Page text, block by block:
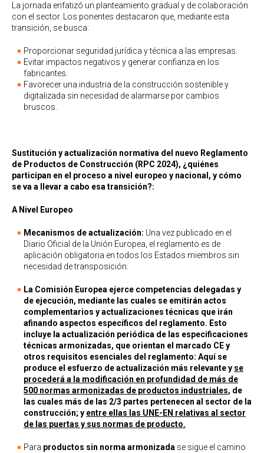
La jornada enfatizó un planteamiento gradual y de colaboración
con el sector. Los ponentes destacaron que, mediante esta
transición, se busca:
Proporcionar seguridad jurídica y técnica a las empresas.
Evitar impactos negativos y generar confianza en los
fabricantes.
Favorecer una industria de la construcción sostenible y
digitalizada sin necesidad de alarmarse por cambios
bruscos.
Sustitución y actualización normativa del nuevo Reglamento
de Productos de Construcción (RPC 2024), ¿quiénes
participan en el proceso a nivel europeo y nacional, y cómo
se va a llevar a cabo esa transición?:
A Nivel Europeo
Mecanismos de actualización: Una vez publicado en el
Diario Oficial de la Unión Europea, el reglamento es de
aplicación obligatoria en todos los Estados miembros sin
necesidad de transposición.
La Comisión Europea ejerce competencias delegadas y
de ejecución, mediante las cuales se emitirán actos
complementarios y actualizaciones técnicas que irán
afinando aspectos específicos del reglamento. Esto
incluye la actualización periódica de las especificaciones
técnicas armonizadas, que orientan el marcado CE y
otros requisitos esenciales del reglamento: Aquí se
produce el esfuerzo de actualización más relevante y se
procederá a la modificación en profundidad de más de
500 normas armonizadas de productos industriales, de
las cuales más de las 2/3 partes pertenecen al sector de la
construcción; y entre ellas las UNE-EN relativas al sector
de las puertas y sus normas de producto.
Para productos sin norma armonizada se sigue el camino